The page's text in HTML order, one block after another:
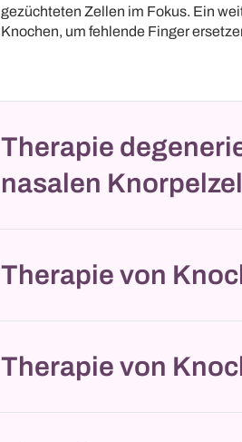
gezüchteten Zellen im Fokus. Ein
Knochen, um fehlende Finger
Therapie
nasalen
Therapie von
Therapie von